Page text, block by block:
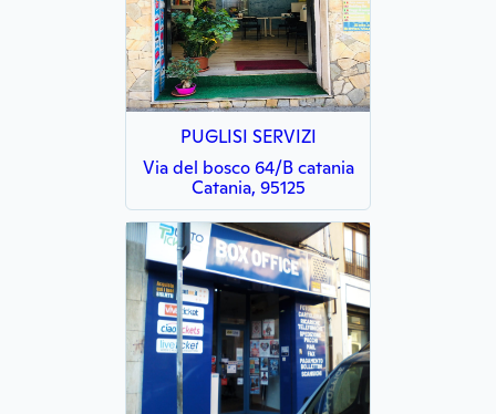
PUGLISI SERVIZI
Via del bosco 64/B catania
Catania, 95125